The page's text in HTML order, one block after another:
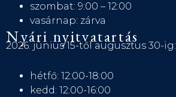
szombat: 9:00 – 12:00
vasárnap: zárva
Nyári nyitvatartás
2026. június 15-től augusztus 30-ig:
hétfő: 12:00-18:00
kedd: 12:00-16:00